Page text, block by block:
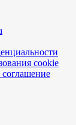
cookie
соглашение